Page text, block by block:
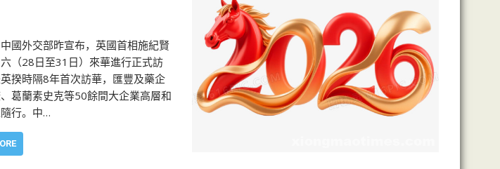
中國外交部昨宣布，英國首相施紀賢
（28日至31日）來華進行正式訪
揆時隔8年首次訪華，匯豐及藥企
葛蘭素史克等50餘間大企業高層和
行。中…